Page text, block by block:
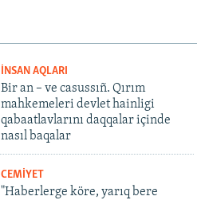
İNSAN AQLARI
Bir an – ve casussıñ. Qırım
mahkemeleri devlet hainligi
qabaatlavlarını daqqalar içinde
nasıl baqalar
CEMİYET
"Haberlerge köre, yarıq bere